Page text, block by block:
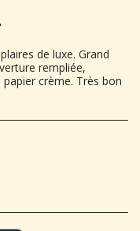
de luxe. Grand
rempliée,
crème. Très bon